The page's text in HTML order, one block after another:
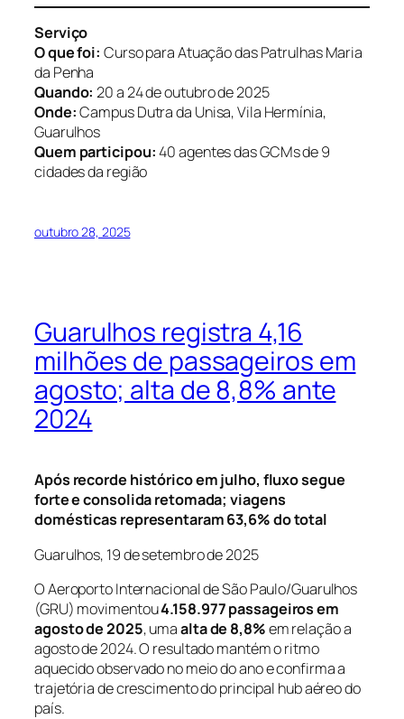
Serviço
O que foi: Curso para Atuação das Patrulhas Maria
da Penha
Quando: 20 a 24 de outubro de 2025
Onde:Campus Dutra da Unisa, Vila Hermínia,
Guarulhos
Quem participou:40 agentes das GCMs de 9
cidades da região
outubro 28, 2025
Guarulhos registra 4,16
milhões de passageiros em
agosto; alta de 8,8% ante
2024
Após recorde histórico em julho, fluxo segue
forte e consolida retomada; viagens
domésticas representaram 63,6% do total
Guarulhos, 19 de setembro de 2025
O Aeroporto Internacional de São Paulo/Guarulhos
(GRU) movimentou4.158.977 passageiros em
agosto de 2025, umaalta de 8,8%em relação a
agosto de 2024. O resultado mantém o ritmo
aquecido observado no meio do ano e confirma a
trajetória de crescimento do principal hub aéreo do
país.